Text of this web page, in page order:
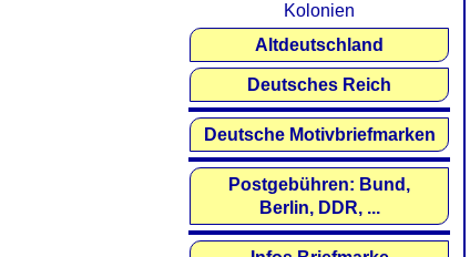
Kolonien
Altdeutschland
Deutsches Reich
Deutsche Motivbriefmarken
Postgebühren: Bund,
Berlin, DDR, ...